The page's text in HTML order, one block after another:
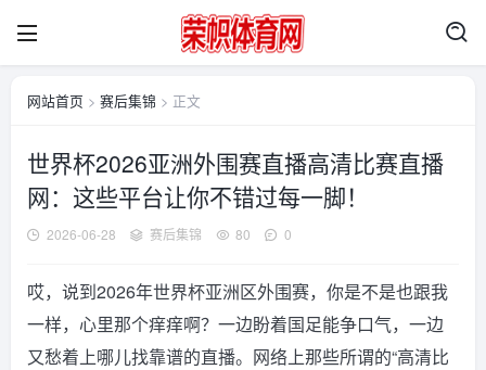
网站首页 > 赛后集锦 > 正文
世界杯2026亚洲外围赛直播高清比赛直播
网：这些平台让你不错过每一脚！
2026-06-28 赛后集锦 80 0
哎，说到2026年世界杯亚洲区外围赛，你是不是也跟我
一样，心里那个痒痒啊？一边盼着国足能争口气，一边
又愁着上哪儿找靠谱的直播。网络上那些所谓的“高清比